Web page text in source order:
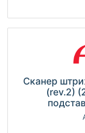
Сканер
(rev.2)